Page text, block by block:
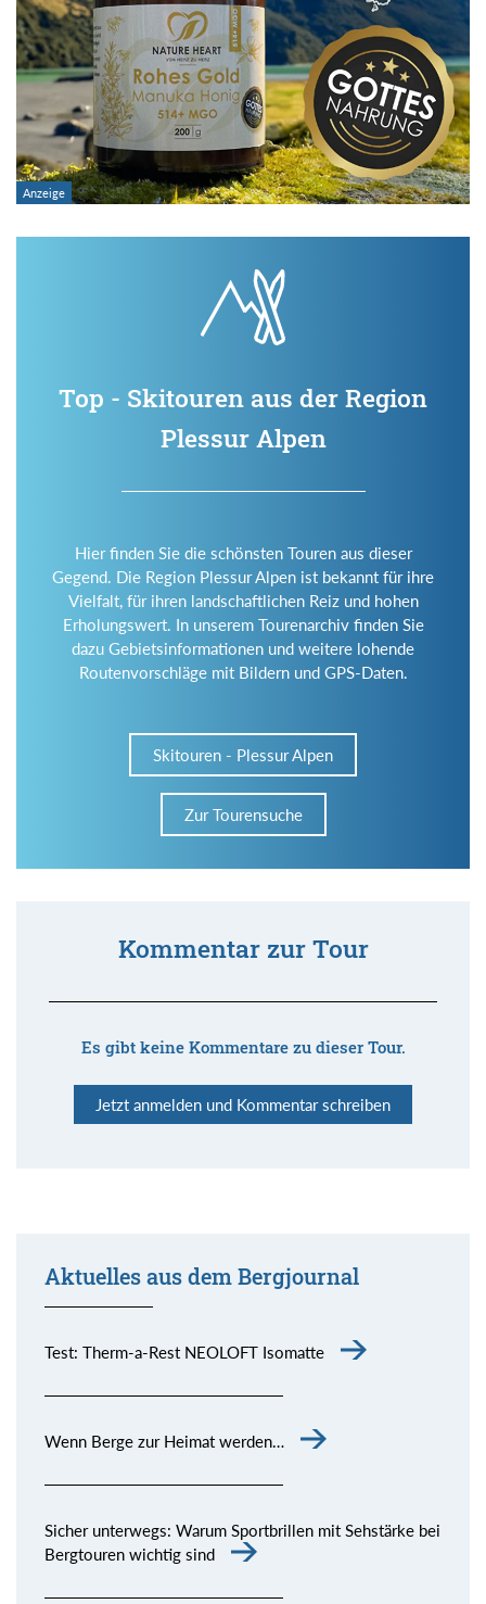
Top - Skitouren aus der Region
Plessur Alpen
Hier finden Sie die schönsten Touren aus dieser
Gegend. Die Region Plessur Alpen ist bekannt für ihre
Vielfalt, für ihren landschaftlichen Reiz und hohen
Erholungswert. In unserem Tourenarchiv finden Sie
dazu Gebietsinformationen und weitere lohende
Routenvorschläge mit Bildern und GPS-Daten.
Skitouren - Plessur Alpen
Zur Tourensuche
Kommentar zur Tour
Es gibt keine Kommentare zu dieser Tour.
Jetzt anmelden und Kommentar schreiben
Aktuelles aus dem Bergjournal
Test: Therm-a-Rest NEOLOFT Isomatte
Wenn Berge zur Heimat werden…
Sicher unterwegs: Warum Sportbrillen mit Sehstärke bei
Bergtouren wichtig sind